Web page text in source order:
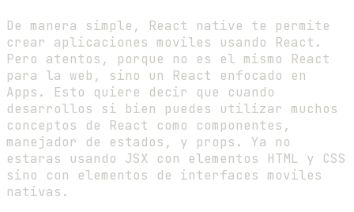
De manera simple, React native te permite
crear aplicaciones moviles usando React.
Pero atentos, porque no es el mismo React
para la web, sino un React enfocado en
Apps. Esto quiere decir que cuando
desarrollos si bien puedes utilizar muchos
conceptos de React como componentes,
manejador de estados, y props. Ya no
estaras usando JSX con elementos HTML y CSS
sino con elementos de interfaces moviles
nativas.